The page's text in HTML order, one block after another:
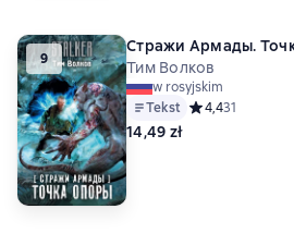
9
Стражи Армады.
Тим Волков
w rosyjskim
Tekst Средний
4,431
14,49 zł